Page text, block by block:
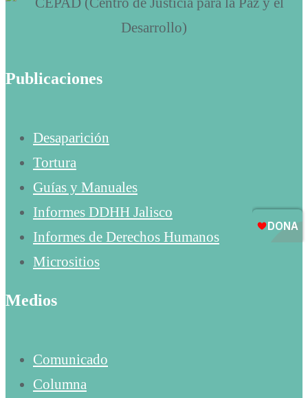
Publicaciones
Desaparición
Tortura
Guías y Manuales
Informes DDHH Jalisco
Informes de Derechos Humanos
Micrositios
Medios
Comunicado
Columna